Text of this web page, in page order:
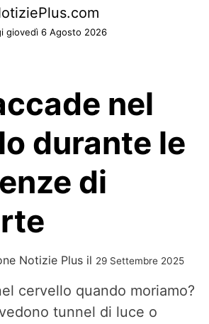
giovedì 6 Agosto 2026
nel
durante le
di
Notizie Plus il 29 Settembre 2025
cervello quando moriamo?
tunnel di luce o